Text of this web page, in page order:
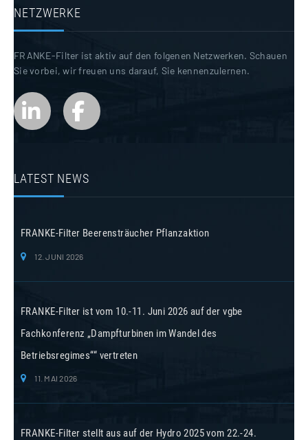
NETZWERKE
FRANKE-Filter ist aktiv auf den folgenen Netzwerken. Schauen
Sie vorbei, wir freuen uns darauf, Sie kennenzulernen.
LATEST NEWS
FRANKE-Filter Beerensträucher Pflanzaktion
12. JUNI 2026
FRANKE-Filter ist vom 10.-11. Juni 2026 auf der vgbe
Fachkonferenz „Dampfturbinen im Wandel des
Betriebsregimes““ vertreten
11. MAI 2026
FRANKE-Filter stellt aus auf der Hydro 2025 vom 22.-24.